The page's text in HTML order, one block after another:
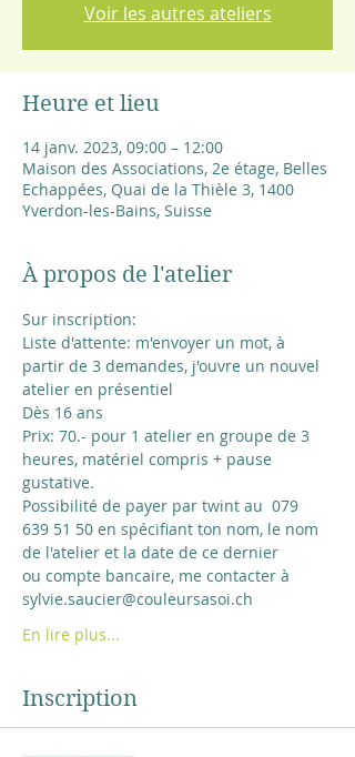
Voir les autres ateliers
Heure et lieu
14 janv. 2023, 09:00 – 12:00
Maison des Associations, 2e étage, Belles
Echappées, Quai de la Thièle 3, 1400
Yverdon-les-Bains, Suisse
À propos de l'atelier
Sur inscription:
Liste d'attente: m'envoyer un mot, à
partir de 3 demandes, j'ouvre un nouvel
atelier en présentiel
Dès 16 ans
Prix: 70.- pour 1 atelier en groupe de 3
heures, matériel compris + pause
gustative.
Possibilité de payer par twint au  079
639 51 50 en spécifiant ton nom, le nom
de l'atelier et la date de ce dernier
ou compte bancaire, me contacter à
sylvie.saucier@couleursasoi.ch
En lire plus...
Inscription